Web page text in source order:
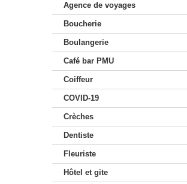
Agence de voyages
Boucherie
Boulangerie
Café bar PMU
Coiffeur
COVID-19
Crèches
Dentiste
Fleuriste
Hôtel et gite